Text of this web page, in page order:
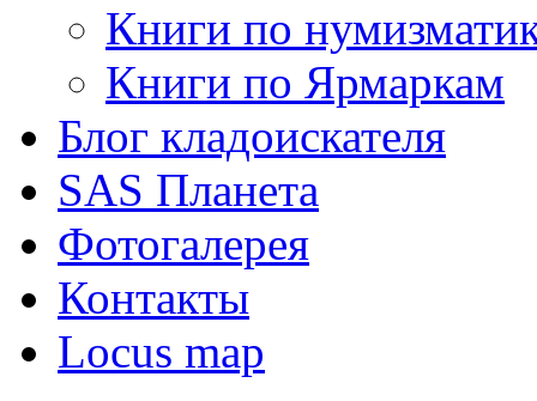
Книги по
Книги по Ярмаркам
Блог кладоискателя
SAS Планета
Фотогалерея
Контакты
Locus map